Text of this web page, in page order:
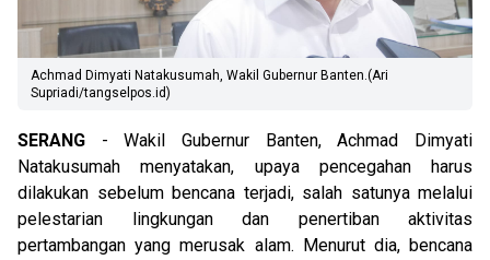
Achmad Dimyati Natakusumah, Wakil Gubernur Banten.(Ari
Supriadi/tangselpos.id)
SERANG - Wakil Gubernur Banten, Achmad Dimyati
Natakusumah menyatakan, upaya pencegahan harus
dilakukan sebelum bencana terjadi, salah satunya melalui
pelestarian lingkungan dan penertiban aktivitas
pertambangan yang merusak alam. Menurut dia, bencana